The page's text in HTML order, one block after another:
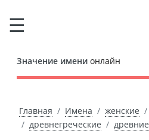
Значение имени онлайн
Главная Имена женские
древнегреческие
древние